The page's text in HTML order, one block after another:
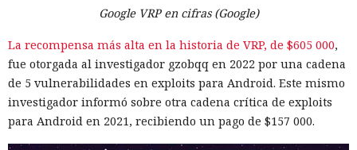
Google VRP en cifras (Google)
La recompensa más alta en la historia de VRP, de $605 000,
fue otorgada al investigador gzobqq en 2022 por una cadena
de 5 vulnerabilidades en exploits para Android. Este mismo
investigador informó sobre otra cadena crítica de exploits
para Android en 2021, recibiendo un pago de $157 000.